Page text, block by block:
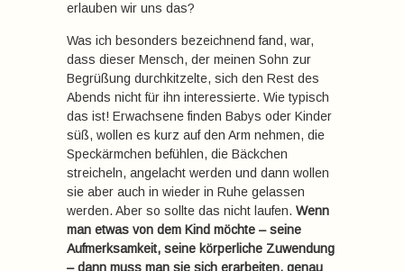
erlauben wir uns das?
Was ich besonders bezeichnend fand, war,
dass dieser Mensch, der meinen Sohn zur
Begrüßung durchkitzelte, sich den Rest des
Abends nicht für ihn interessierte. Wie typisch
das ist! Erwachsene finden Babys oder Kinder
süß, wollen es kurz auf den Arm nehmen, die
Speckärmchen befühlen, die Bäckchen
streicheln, angelacht werden und dann wollen
sie aber auch in wieder in Ruhe gelassen
werden. Aber so sollte das nicht laufen. Wenn
man etwas von dem Kind möchte – seine
Aufmerksamkeit, seine körperliche Zuwendung
– dann muss man sie sich erarbeiten, genau